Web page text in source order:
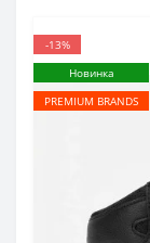
-13%
Новинка
PREMIUM BRANDS